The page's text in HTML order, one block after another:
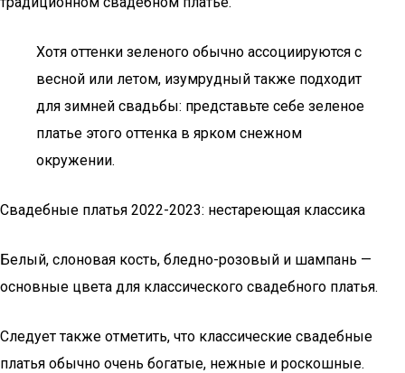
Хотя оттенки зеленого обычно ассоциируются с
весной или летом, изумрудный также подходит
для зимней свадьбы: представьте себе зеленое
платье этого оттенка в ярком снежном
окружении.
Свадебные платья 2022-2023: нестареющая классика
Белый, слоновая кость, бледно-розовый и шампань —
основные цвета для классического свадебного платья.
Следует также отметить, что классические свадебные
платья обычно очень богатые, нежные и роскошные.